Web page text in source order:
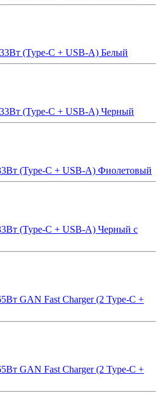
(Type-C + USB-A) Белый
(Type-C + USB-A) Черный
(Type-C + USB-A) Фиолетовый
(Type-C + USB-A) Черный с
GAN Fast Charger (2 Type-C +
GAN Fast Charger (2 Type-C +